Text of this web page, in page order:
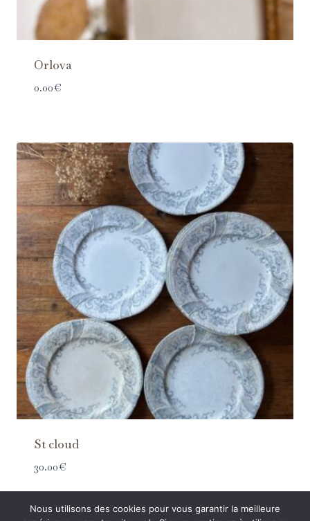
Orlova
0.00€
St cloud
30.00€
Nous utilisons des cookies pour vous garantir la meilleure